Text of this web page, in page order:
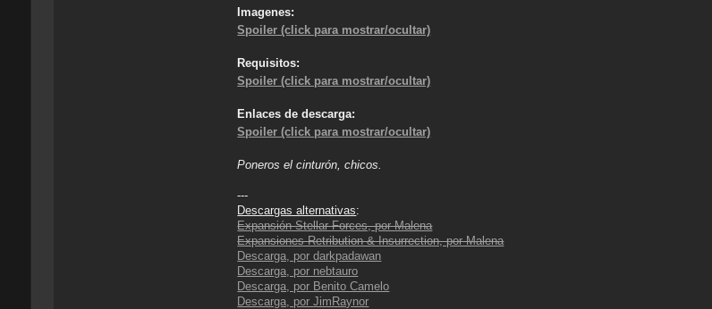
Imagenes:
Spoiler (click para mostrar/ocultar)
Requisitos:
Spoiler (click para mostrar/ocultar)
Enlaces de descarga:
Spoiler (click para mostrar/ocultar)
Poneros el cinturón, chicos.
---
Descargas alternativas:
Expansión Stellar Forces, por Malena
Expansiones Retribution & Insurrection, por Malena
Descarga, por darkpadawan
Descarga, por nebtauro
Descarga, por Benito Camelo
Descarga, por JimRaynor